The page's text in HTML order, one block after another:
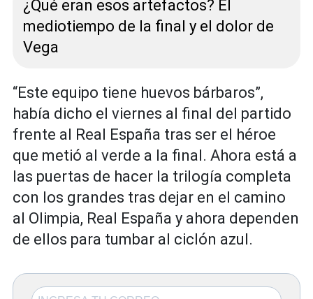
¿Qué eran esos artefactos? El
mediotiempo de la final y el dolor de
Vega
“Este equipo tiene huevos bárbaros”,
había dicho el viernes al final del partido
frente al Real España tras ser el héroe
que metió al verde a la final. Ahora está a
las puertas de hacer la trilogía completa
con los grandes tras dejar en el camino
al Olimpia, Real España y ahora dependen
de ellos para tumbar al ciclón azul.